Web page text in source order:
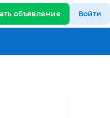
объявление Войти